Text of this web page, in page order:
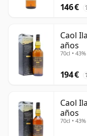
146 €
Caol
años
70cl • 43%
194 €
Caol
años
70cl • 43%